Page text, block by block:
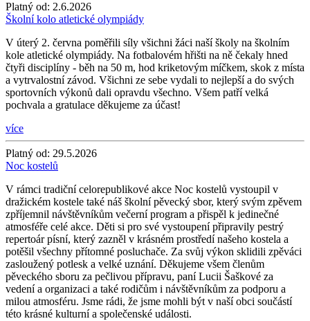
Platný od: 2.6.2026
Školní kolo atletické olympiády
V úterý 2. června poměřili síly všichni žáci naší školy na školním
kole atletické olympiády. Na fotbalovém hřišti na ně čekaly hned
čtyři disciplíny - běh na 50 m, hod kriketovým míčkem, skok z místa
a vytrvalostní závod. Všichni ze sebe vydali to nejlepší a do svých
sportovních výkonů dali opravdu všechno. Všem patří velká
pochvala a gratulace děkujeme za účast!
více
Platný od: 29.5.2026
Noc kostelů
V rámci tradiční celorepublikové akce Noc kostelů vystoupil v
dražickém kostele také náš školní pěvecký sbor, který svým zpěvem
zpříjemnil návštěvníkům večerní program a přispěl k jedinečné
atmosféře celé akce. Děti si pro své vystoupení připravily pestrý
repertoár písní, který zazněl v krásném prostředí našeho kostela a
potěšil všechny přítomné posluchače. Za svůj výkon sklidili zpěváci
zasloužený potlesk a velké uznání. Děkujeme všem členům
pěveckého sboru za pečlivou přípravu, paní Lucii Šaškové za
vedení a organizaci a také rodičům i návštěvníkům za podporu a
milou atmosféru. Jsme rádi, že jsme mohli být v naší obci součástí
této krásné kulturní a společenské události.